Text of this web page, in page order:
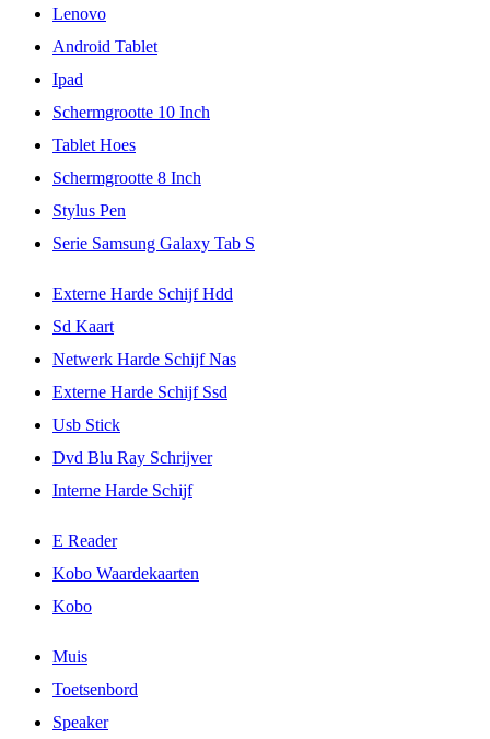
Lenovo
Android Tablet
Ipad
Schermgrootte 10 Inch
Tablet Hoes
Schermgrootte 8 Inch
Stylus Pen
Serie Samsung Galaxy Tab S
Externe Harde Schijf Hdd
Sd Kaart
Netwerk Harde Schijf Nas
Externe Harde Schijf Ssd
Usb Stick
Dvd Blu Ray Schrijver
Interne Harde Schijf
E Reader
Kobo Waardekaarten
Kobo
Muis
Toetsenbord
Speaker